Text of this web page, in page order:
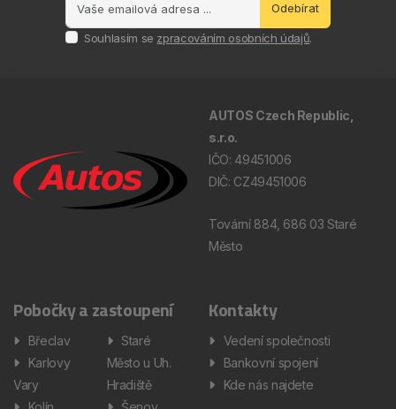
Odebírat
Souhlasím se zpracováním osobních údajů.
AUTOS Czech Republic,
s.r.o.
IČO: 49451006
DIČ: CZ49451006
Tovární 884, 686 03 Staré
Město
Pobočky a zastoupení
Břeclav
Karlovy
Vary
Staré
Město u Uh.
Hradiště
Kontakty
Vedení společnosti
Bankovní spojení
Kde nás najdete